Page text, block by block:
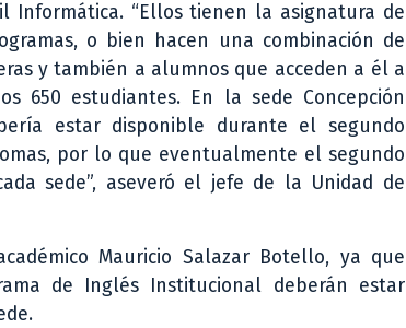
Informática. “Ellos tienen la asignatura de
o bien hacen una combinación de
y también a alumnos que acceden a él a
650 estudiantes. En la sede Concepción
estar disponible durante el segundo
por lo que eventualmente el segundo
sede”, aseveró el jefe de la Unidad de
Mauricio Salazar Botello, ya que
de Inglés Institucional deberán estar